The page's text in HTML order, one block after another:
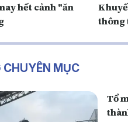
hết cảnh "ăn
thông
CHUYÊN MỤC
Tổ